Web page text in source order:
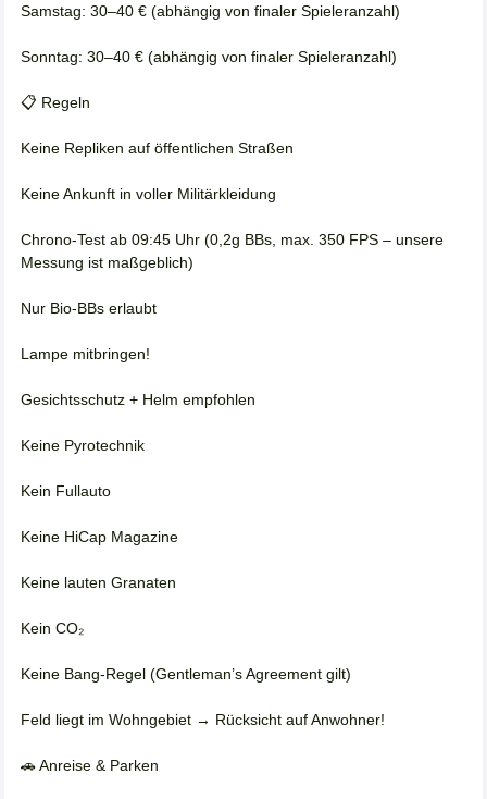
Samstag: 30–40 € (abhängig von finaler Spieleranzahl)
Sonntag: 30–40 € (abhängig von finaler Spieleranzahl)
📋 Regeln
Keine Repliken auf öffentlichen Straßen
Keine Ankunft in voller Militärkleidung
Chrono-Test ab 09:45 Uhr (0,2g BBs, max. 350 FPS – unsere
Messung ist maßgeblich)
Nur Bio-BBs erlaubt
Lampe mitbringen!
Gesichtsschutz + Helm empfohlen
Keine Pyrotechnik
Kein Fullauto
Keine HiCap Magazine
Keine lauten Granaten
Kein CO₂
Keine Bang-Regel (Gentleman’s Agreement gilt)
Feld liegt im Wohngebiet → Rücksicht auf Anwohner!
🚗 Anreise & Parken